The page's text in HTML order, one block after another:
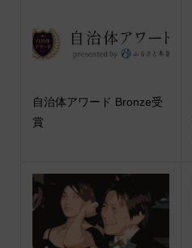
自治体アワード Bronze受
賞